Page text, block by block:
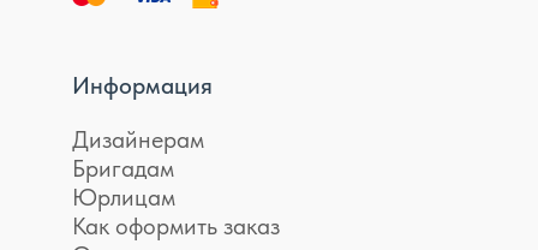
Информация
Дизайнерам
Бригадам
Юрлицам
Как оформить заказ